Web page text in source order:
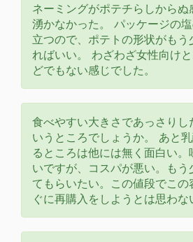
ネーミングがポテチらしから
湧かなかった。 パッケージの
立つので、ポテトの形状がもう
ればいい。 わざわざ女性向け
どでもない感じでした。
食べやすい大きさであっさりし
いうところでしょうか。 あと
るところは他には無く面白い
いですが、コスパが悪い。もう
てもらいたい。この値段でこの
ぐに再購入をしようとは思わな